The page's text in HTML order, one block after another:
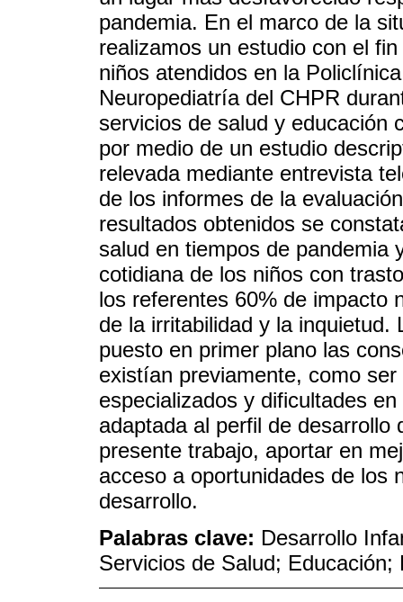
pandemia. En el marco de la
realizamos un estudio con el
niños atendidos en la
Neuropediatría del CHPR
servicios de salud y educación
por medio de un estudio
relevada mediante entrevista
de los informes de la
resultados obtenidos se
salud en tiempos de pandemia
cotidiana de los niños con
los referentes 60% de impacto
de la irritabilidad y la inquietud.
puesto en primer plano las
existían previamente, como
especializados y dificultades
adaptada al perfil de
presente trabajo, aportar en
acceso a oportunidades de los
desarrollo.
Palabras clave: Desarrollo
Servicios de Salud; Educación;